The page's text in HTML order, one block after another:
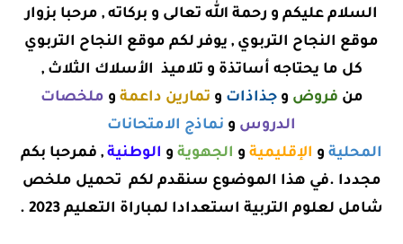
السلام عليكم و رحمة الله تعالى و بركاته , مرحبا بزوار
موقع النجاح التربوي , يوفر لكم موقع النجاح التربوي
كل ما يحتاجه أساتذة و تلاميذ الأسلاك الثلاث ,
من فروض وجذاذات و تمارين داعمة و ملخصات
الدروس و نماذج الامتحانات
المحلية و الإقليمية و الجهوية و الوطنية , فمرحبا بكم
مجددا .في هذا الموضوع سنقدم لكم تحميل ملخص
شامل لعلوم التربية استعدادا لمباراة التعليم 2023 .